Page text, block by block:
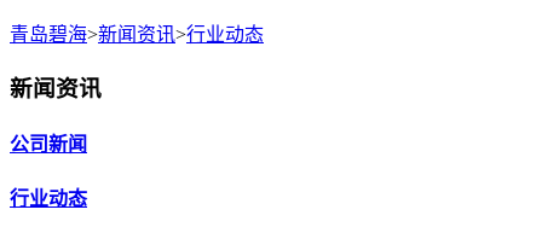
青岛碧海>新闻资讯>行业动态
新闻资讯
公司新闻
行业动态